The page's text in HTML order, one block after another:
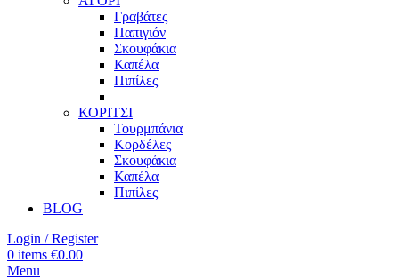
Γραβάτες
Παπιγιόν
Σκουφάκια
Καπέλα
Πιπίλες
ΚΟΡΙΤΣΙ
Τουρμπάνια
Κορδέλες
Σκουφάκια
Καπέλα
Πιπίλες
BLOG
Login / Register
0 items €0.00
Menu